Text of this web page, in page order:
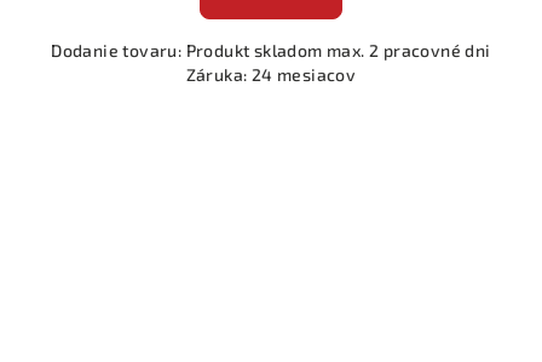
Dodanie tovaru: Produkt skladom max. 2 pracovné dni
Záruka: 24 mesiacov